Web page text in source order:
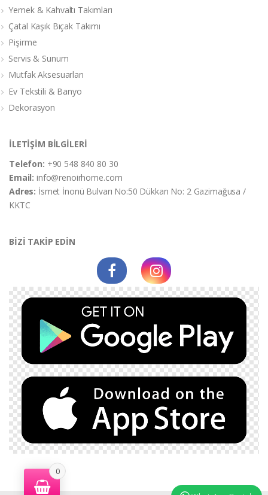
Yemek & Kahvaltı Takımları
Çatal Kaşık Bıçak Takımı
Pişirme
Servis & Sunum
Mutfak Aksesuarları
Ev Tekstili & Banyo
Dekorasyon
İLETİŞİM BİLGİLERİ
Telefon: +90 548 840 80 30
Email:info@renoirhome.com
Adres: İsmet İnonü Bulvarı No:50 Dükkan No: 2 Gazimağusa /
KKTC
BİZİ TAKİP EDİN
0